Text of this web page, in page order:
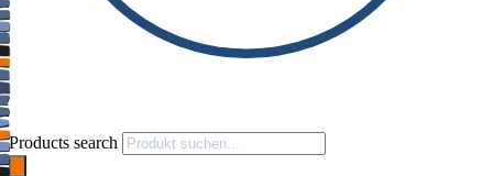
Products search